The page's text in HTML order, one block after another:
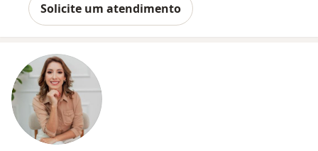
Solicite um atendimento